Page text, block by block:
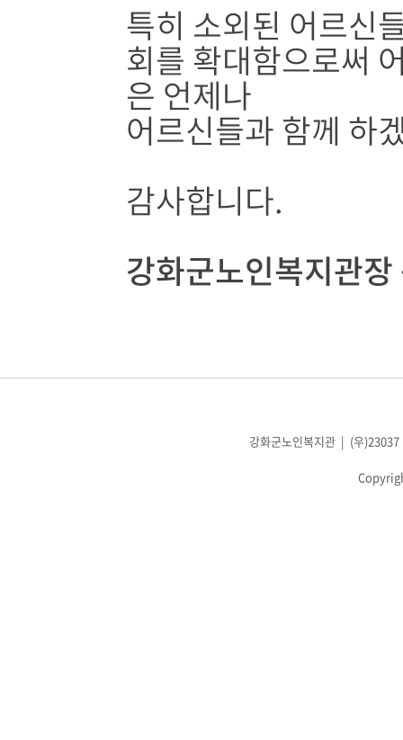
특히 소외된 어르신
회를 확대함으로써
은 언제나
어르신들과 함께 하
감사합니다.
강화군노인복지관장
강화군노인복지관 | (우